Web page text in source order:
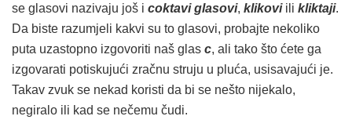
se glasovi nazivaju još i coktavi glasovi, klikoviili kliktaji.
Da biste razumjeli kakvi su to glasovi, probajte nekoliko
puta uzastopno izgovoriti naš glas c, ali tako što ćete ga
izgovarati potiskujući zračnu struju u pluća, usisavajući je.
Takav zvuk se nekad koristi da bi se nešto nijekalo,
negiralo ili kad se nečemu čudi.